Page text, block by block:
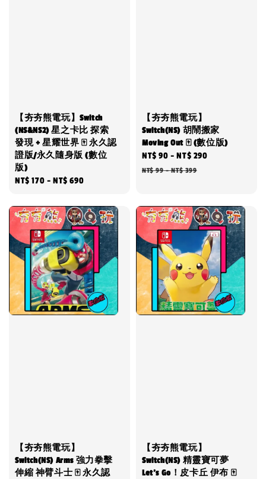
【夯夯熊電玩】Switch
(NS&NS2) 星之卡比 探索
發現 + 星耀世界 🀄 永久認
證版/永久隨身版 (數位
版)
Regular
NT$ 170 -NT$ 690
【夯夯熊電玩】
Switch(NS) 胡鬧搬家
Moving Out 🀄 (數位版)
Sale
price
NT$ 90 -NT$ 290
NT$ 99-NT$ 399
【夯夯熊電玩】
Switch(NS) Arms 強力拳擊
伸縮 神臂斗士 🀄 永久認
【夯夯熊電玩】
Switch(NS) 精靈寶可夢
Let's Go！皮卡丘 伊布 🀄